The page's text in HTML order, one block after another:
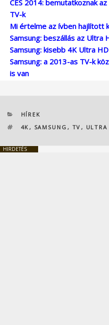
CES 2014: bemutatkoznak
TV-k
Mi értelme az ívben hajlított
Samsung: beszállás az Ultra
Samsung: kisebb 4K Ultra
Samsung: a 2013-as TV-k
is van
KATEGÓRIÁK
HÍREK
CÍMKÉK
4K , SAMSUNG , TV ,
HIRDETÉS